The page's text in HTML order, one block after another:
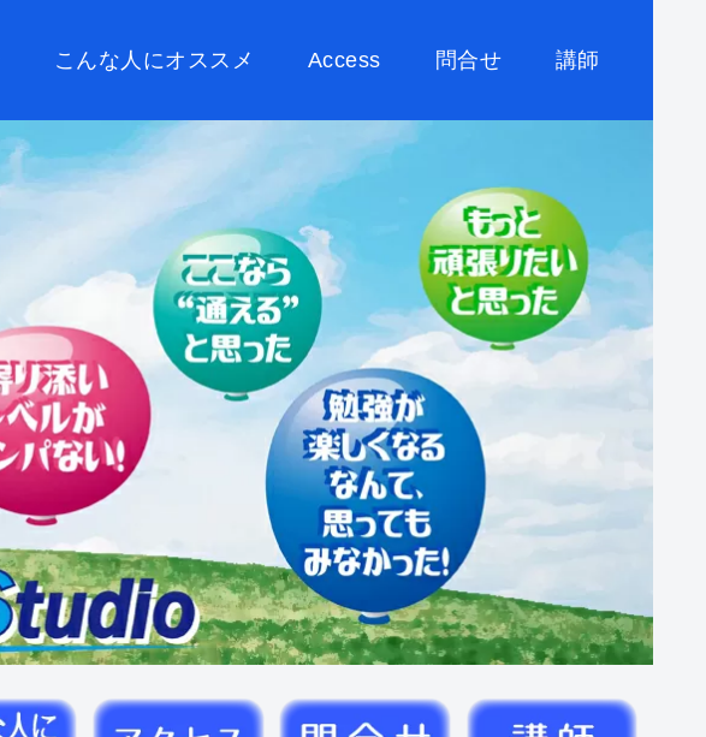
こんな人にオススメ Access 問合せ 講師